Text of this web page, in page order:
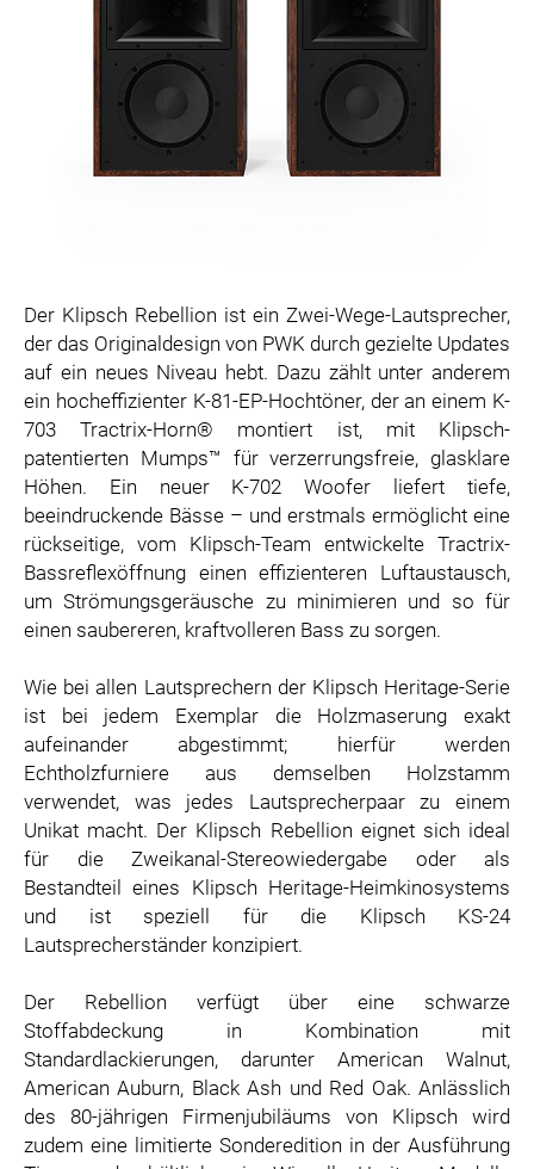
Der Klipsch Rebellion ist ein Zwei-Wege-Lautsprecher,
der das Originaldesign von PWK durch gezielte Updates
auf ein neues Niveau hebt. Dazu zählt unter anderem
ein hocheffizienter K-81-EP-Hochtöner, der an einem K-
703 Tractrix-Horn® montiert ist, mit Klipsch-
patentierten Mumps™ für verzerrungsfreie, glasklare
Höhen. Ein neuer K-702 Woofer liefert tiefe,
beeindruckende Bässe – und erstmals ermöglicht eine
rückseitige, vom Klipsch-Team entwickelte Tractrix-
Bassreflexöffnung einen effizienteren Luftaustausch,
um Strömungsgeräusche zu minimieren und so für
einen saubereren, kraftvolleren Bass zu sorgen.
Wie bei allen Lautsprechern der Klipsch Heritage-Serie
ist bei jedem Exemplar die Holzmaserung exakt
aufeinander abgestimmt; hierfür werden
Echtholzfurniere aus demselben Holzstamm
verwendet, was jedes Lautsprecherpaar zu einem
Unikat macht. Der Klipsch Rebellion eignet sich ideal
für die Zweikanal-Stereowiedergabe oder als
Bestandteil eines Klipsch Heritage-Heimkinosystems
und ist speziell für die Klipsch KS-24
Lautsprecherständer konzipiert.
Der Rebellion verfügt über eine schwarze
Stoffabdeckung in Kombination mit
Standardlackierungen, darunter American Walnut,
American Auburn, Black Ash und Red Oak. Anlässlich
des 80-jährigen Firmenjubiläums von Klipsch wird
zudem eine limitierte Sonderedition in der Ausführung